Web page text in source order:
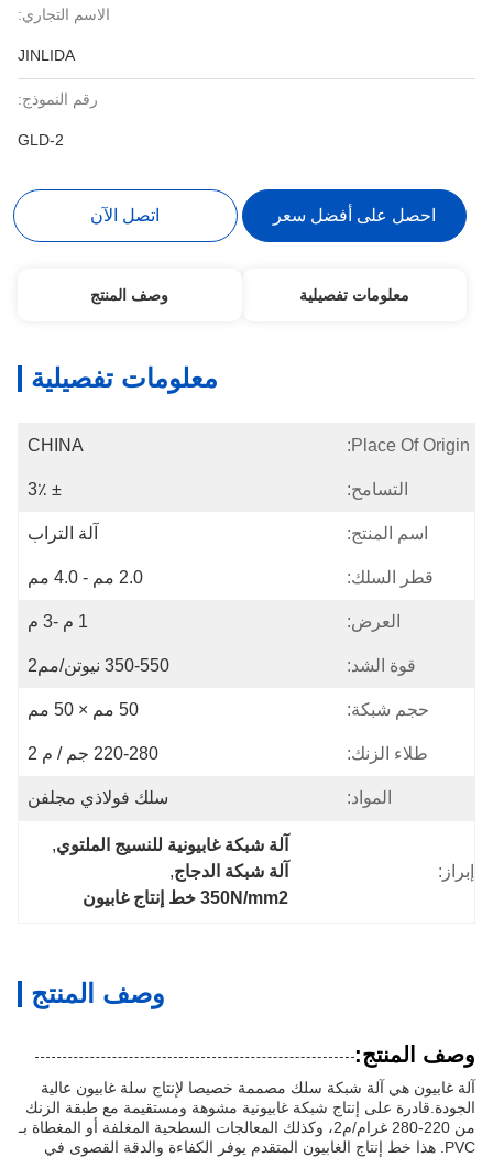
الاسم التجاري:
JINLIDA
رقم النموذج:
GLD-2
احصل على أفضل سعر اتصل الآن
معلومات تفصيلية وصف المنتج
معلومات تفصيلية
Place Of Origin:
CHINA
التسامح: ± 3٪
اسم المنتج: آلة التراب
قطر السلك: 2.0 مم - 4.0 مم
العرض: 1 م -3 م
قوة الشد: 350-550 نيوتن/مم2
حجم شبكة: 50 مم × 50 مم
طلاء الزنك: 220-280 جم / م 2
المواد: سلك فولاذي مجلفن
إبراز:
آلة شبكة غابيونية للنسيج الملتوي,
آلة شبكة الدجاج,
350N/mm2 خط إنتاج غابيون
وصف المنتج
وصف المنتج:
آلة غابيون هي آلة شبكة سلك مصممة خصيصا لإنتاج سلة غابيون عالية
الجودة.قادرة على إنتاج شبكة غابيونية مشوهة ومستقيمة مع طبقة الزنك
من 220-280 غرام/م2، وكذلك المعالجات السطحية المغلفة أو المغطاة بـ
PVC. هذا خط إنتاج الغابيون المتقدم يوفر الكفاءة والدقة القصوى في